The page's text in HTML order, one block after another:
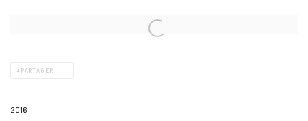
PARTAGER
2016